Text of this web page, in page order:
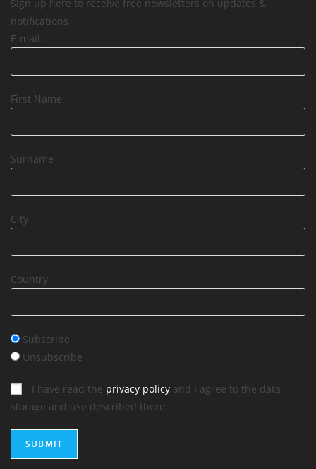
Sign up here to receive free newsletters on updates &
notifications
E-mail:
First Name
Surname
City
Country
Subscribe
Unsubscribe
I have read the privacy policy and I agree to the data
storage and use described there.